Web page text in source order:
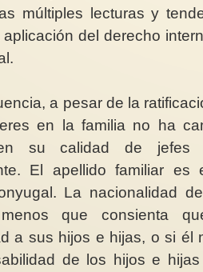
múltiples lecturas y
aplicación del derecho
a pesar de la
en la familia no ha
su calidad de jefes
El apellido familiar
La nacionalidad
que consienta
a sus hijos e hijas, o si él
de los hijos e
Economía de
alternativa justa a la